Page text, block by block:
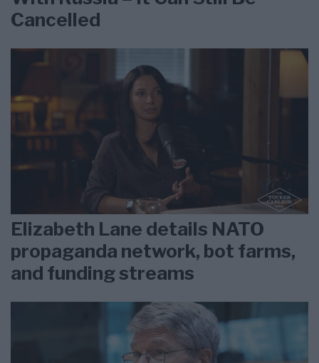
Cancelled
Elizabeth Lane details NATO
propaganda network, bot farms,
and funding streams